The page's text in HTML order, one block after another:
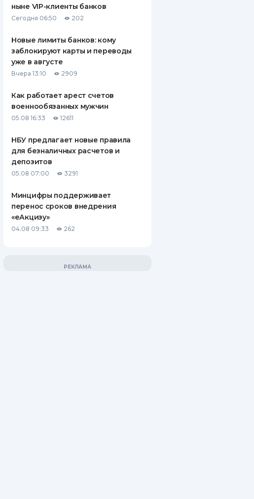
ПУТЕВОДИТЕЛИ ПО
ВСЕ СТРАХОВЫЕ ПОЛИСЫ
СТРАХОВЫЕ КОМПАНИИ
КОМПАНИЯХ
ныне VIP-клиенты банков
Сегодня 06:50 202
Новые лимиты банков: кому
заблокируют карты и переводы
уже в августе
Вчера 13:10 2909
Как работает арест счетов
военнообязанных мужчин
05.08 16:33 12611
НБУ предлагает новые правила
для безналичных расчетов и
депозитов
05.08 07:00 3291
Минцифры поддерживает
перенос сроков внедрения
«еАкцизу»
04.08 09:33 262